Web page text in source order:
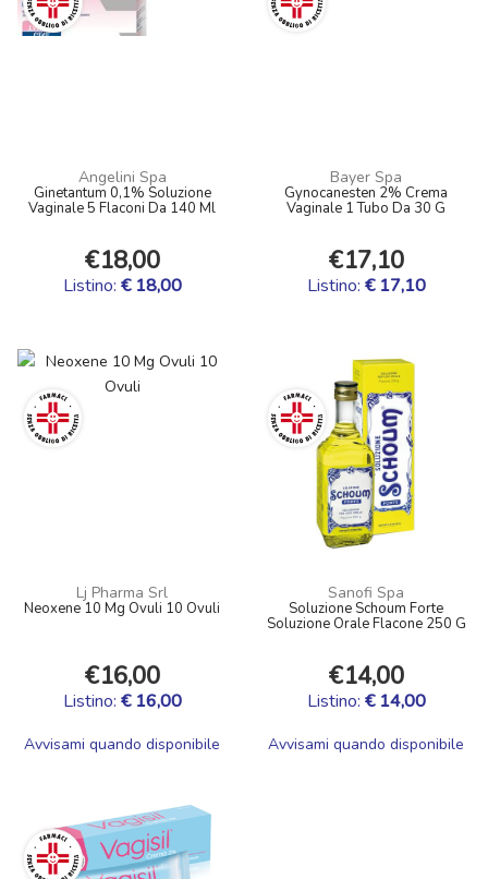
Angelini Spa
Ginetantum 0,1% Soluzione
Vaginale 5 Flaconi Da 140 Ml
€18,00
Listino: € 18,00
Bayer Spa
Gynocanesten 2% Crema
Vaginale 1 Tubo Da 30 G
€17,10
Listino: € 17,10
Lj Pharma Srl
Neoxene 10 Mg Ovuli 10 Ovuli
€16,00
Listino: € 16,00
Avvisami quando disponibile
Sanofi Spa
Soluzione Schoum Forte
Soluzione Orale Flacone 250 G
€14,00
Listino: € 14,00
Avvisami quando disponibile